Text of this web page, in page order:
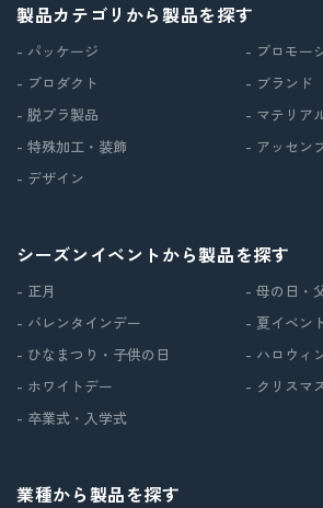
製品カテゴリから製品を探す
- パッケージ
- プロダクト
- 脱プラ製品
- 特殊加工・装飾
- デザイン
- プロモー
- ブランド
- マテリア
- アッセン
シーズンイベントから製品を探す
- 正月
- バレンタインデー
- ひなまつり・子供の日
- ホワイトデー
- 卒業式・入学式
- 母の日・
- 夏イベン
- ハロウィ
- クリスマ
業種から製品を探す